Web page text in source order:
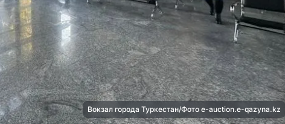
Вокзал города Туркестан/Фото e-auction.e-qazyna.kz